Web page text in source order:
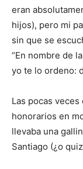
eran
hijos), pero mi
sin que se
“En nombre de
yo te lo ordeno:
Las pocas
honorarios en
llevaba una
Santiago (¿o